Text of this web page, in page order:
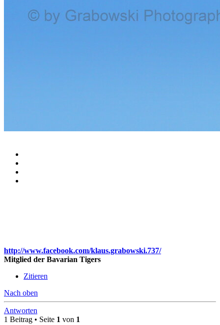
http://www.facebook.com/klaus.grabowski.737/
Mitglied der Bavarian Tigers
Zitieren
Nach oben
Antworten
1 Beitrag • Seite 1 von 1